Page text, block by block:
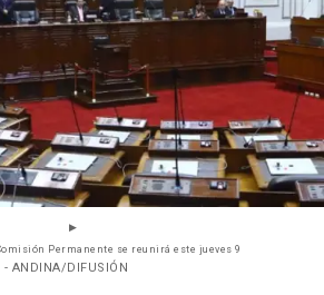
Permanente se reunirá este jueves 9
- ANDINA/DIFUSIÓN